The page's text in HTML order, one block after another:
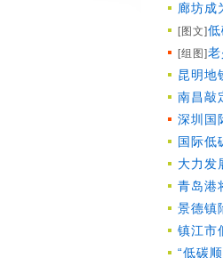
廊坊成
[图文]
[组图]
昆明地
南昌敲
深圳国
国际低
大力发
青岛港
景德镇
镇江市
“低碳